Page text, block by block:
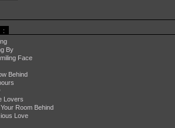
By
Face
Behind
Lovers
Your Room Behind
Love